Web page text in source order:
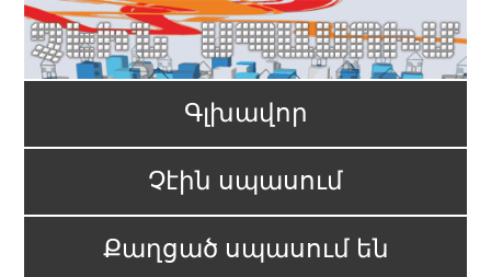
Գլխավոր
Չէին սպասում
Քաղցած սպասում են